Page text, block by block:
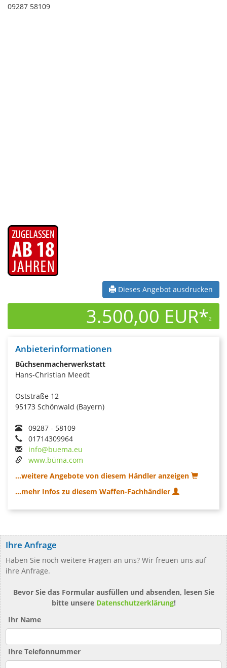
09287 58109
Dieses Angebot ausdrucken
3.500,00 EUR*2
Anbieterinformationen
Büchsenmacherwerkstatt
Hans-Christian Meedt
Oststraße 12
95173 Schönwald (Bayern)
09287 - 58109
01714309964
info@buema.eu
www.büma.com
...weitere Angebote von diesem Händler anzeigen
...mehr Infos zu diesem Waffen-Fachhändler
Ihre Anfrage
Haben Sie noch weitere Fragen an uns? Wir freuen uns auf
ihre Anfrage.
Bevor Sie das Formular ausfüllen und absenden, lesen Sie
bitte unsere Datenschutzerklärung!
Ihr Name
Ihre Telefonnummer